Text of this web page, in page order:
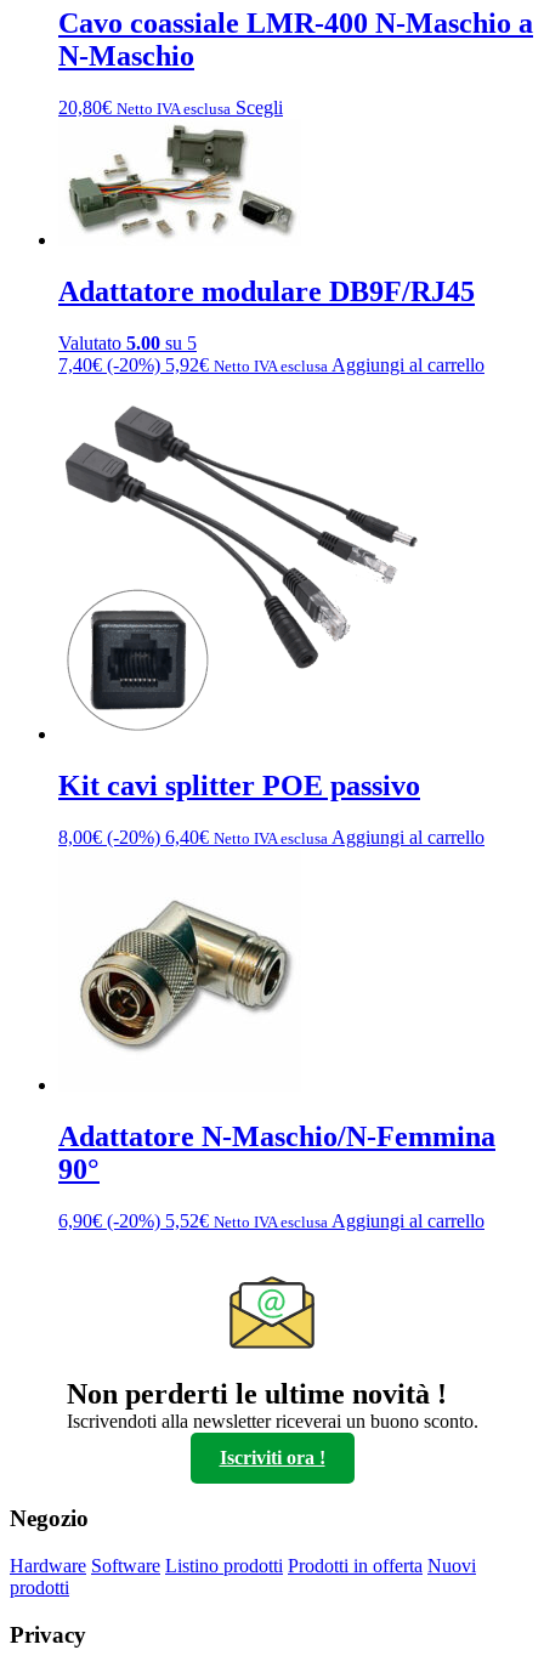
Cavo coassiale LMR-400 N-Maschio a
N-Maschio
20,80€ Netto IVA esclusa Scegli
Le
opzioni
scelte
del
Adattatore modulare DB9F/RJ45
Valutato 5.00 su 5
7,40€ (-20%) 5,92€ Netto IVA esclusa Aggiungi al carrello
Kit cavi splitter POE passivo
8,00€ (-20%) 6,40€ Netto IVA esclusa Aggiungi al carrello
Adattatore N-Maschio/N-Femmina
90°
6,90€ (-20%) 5,52€ Netto IVA esclusa Aggiungi al carrello
Non perderti le ultime novità !
Iscrivendoti alla newsletter riceverai un buono sconto.
Iscriviti ora !
Negozio
Hardware Software Listino prodotti Prodotti in offerta Nuovi
prodotti
Privacy